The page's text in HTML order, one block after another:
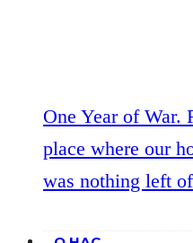
One Year of War.
place where our
was nothing left